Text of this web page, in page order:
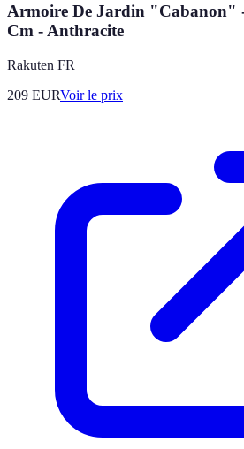
Armoire De Jardin "Cabanon"
Cm - Anthracite
Rakuten FR
209 EURVoir le prix